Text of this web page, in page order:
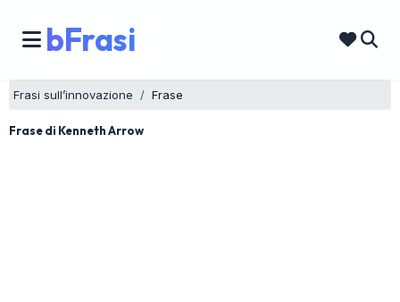
bFrasi
Frasi sull’innovazione Frase
Frase di Kenneth Arrow